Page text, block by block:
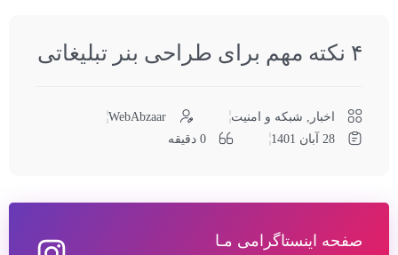
۴ نکته مهم برای طراحی بنر تبلیغاتی
اخبار , شبکه و امنیت
WebAbzaar
28 آبان 1401
0 دقیقه
صفحه اینستاگرامی مـا